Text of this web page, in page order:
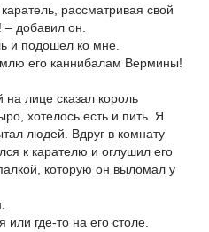
рассматривая свой
добавил он.
и подошел ко мне.
его каннибалам Вермины!
лице сказал король
хотелось есть и пить. Я
людей. Вдруг в комнату
к карателю и оглушил его
которую он выломал у
где-то на его столе.